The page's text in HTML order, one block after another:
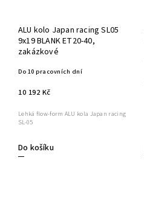
ALU kolo Japan racing SL05
9x19 BLANK ET20-40,
zakázkové
Do 10 pracovních dní
10 192 Kč
Do košíku
Lehká flow-form ALU kola Japan racing
SL-05